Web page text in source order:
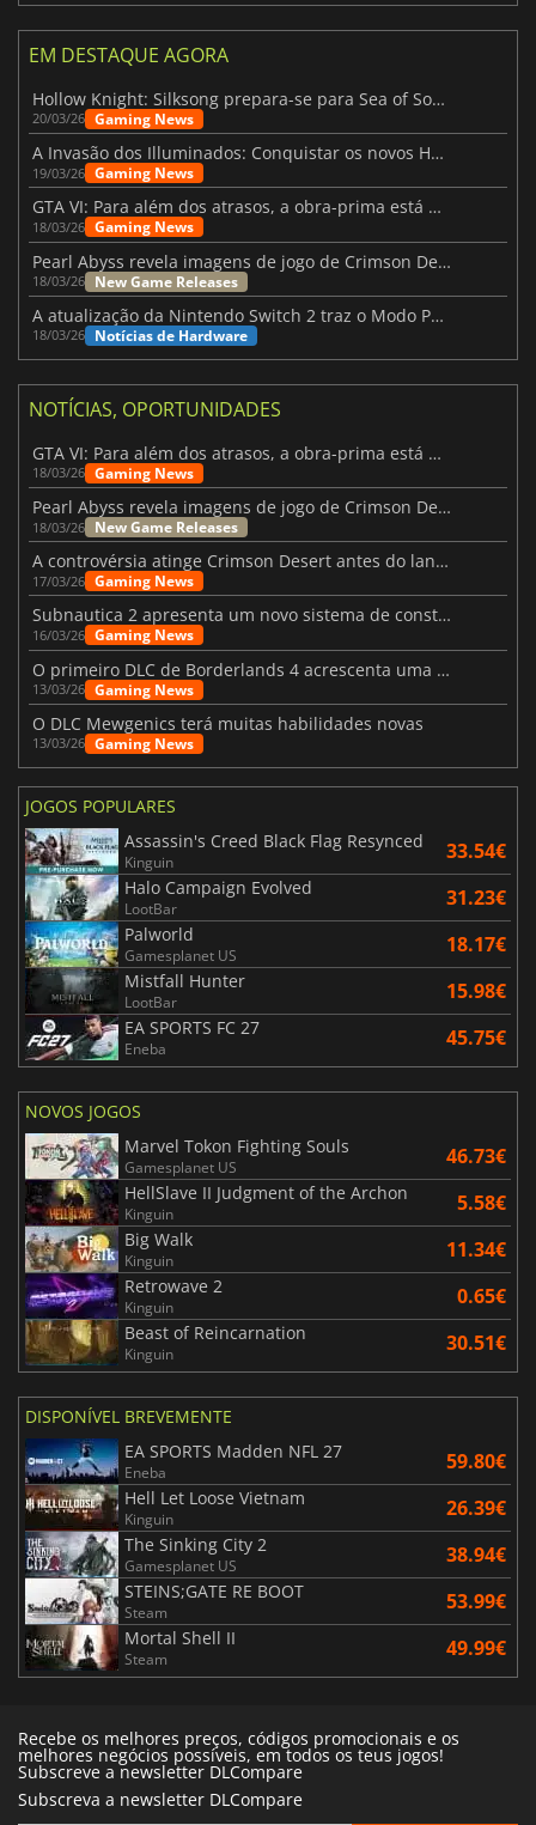
EM DESTAQUE AGORA
Hollow Knight: Silksong prepara-se para Sea of Sorrow com um patch
20/03/26 Gaming News
A Invasão dos Illuminados: Conquistar os novos Helldivers 2 Atualização!
19/03/26 Gaming News
GTA VI: Para além dos atrasos, a obra-prima está quase a chegar
18/03/26 Gaming News
Pearl Abyss revela imagens de jogo de Crimson Desert para a PS5
18/03/26 New Game Releases
A atualização da Nintendo Switch 2 traz o Modo Portátil aos jogos mais antigos da Switch
18/03/26 Notícias de Hardware
NOTÍCIAS, OPORTUNIDADES
GTA VI: Para além dos atrasos, a obra-prima está quase a chegar
18/03/26 Gaming News
Pearl Abyss revela imagens de jogo de Crimson Desert para a PS5
18/03/26 New Game Releases
A controvérsia atinge Crimson Desert antes do lançamento
17/03/26 Gaming News
Subnautica 2 apresenta um novo sistema de construção de bases
16/03/26 Gaming News
O primeiro DLC de Borderlands 4 acrescenta uma nova personagem e muito mais
13/03/26 Gaming News
O DLC Mewgenics terá muitas habilidades novas
13/03/26 Gaming News
JOGOS POPULARES
Assassin's Creed Black Flag Resynced
Kinguin 33.54€
Halo Campaign Evolved
LootBar 31.23€
Palworld
Gamesplanet US 18.17€
Mistfall Hunter
LootBar 15.98€
EA SPORTS FC 27
Eneba 45.75€
NOVOS JOGOS
Marvel Tokon Fighting Souls
Gamesplanet US 46.73€
HellSlave II Judgment of the Archon
Kinguin 5.58€
Big Walk
Kinguin 11.34€
Retrowave 2
Kinguin 0.65€
Beast of Reincarnation
Kinguin 30.51€
DISPONÍVEL BREVEMENTE
EA SPORTS Madden NFL 27
Eneba 59.80€
Hell Let Loose Vietnam
Kinguin 26.39€
The Sinking City 2
Gamesplanet US 38.94€
STEINS;GATE RE BOOT
Steam 53.99€
Mortal Shell II
Steam 49.99€
Recebe os melhores preços, códigos promocionais e os
melhores negócios possíveis, em todos os teus jogos!
Subscreve a newsletter DLCompare
Subscreva a newsletter DLCompare